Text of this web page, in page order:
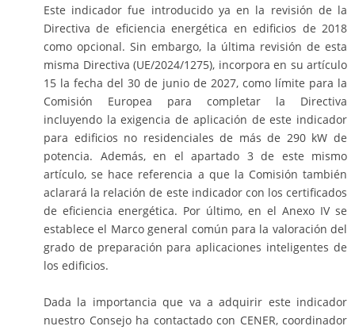
Este indicador fue introducido ya en la revisión de la
Directiva de eficiencia energética en edificios de 2018
como opcional. Sin embargo, la última revisión de esta
misma Directiva (UE/2024/1275), incorpora en su artículo
15 la fecha del 30 de junio de 2027, como límite para la
Comisión Europea para completar la Directiva
incluyendo la exigencia de aplicación de este indicador
para edificios no residenciales de más de 290 kW de
potencia. Además, en el apartado 3 de este mismo
artículo, se hace referencia a que la Comisión también
aclarará la relación de este indicador con los certificados
de eficiencia energética. Por último, en el Anexo IV se
establece el Marco general común para la valoración del
grado de preparación para aplicaciones inteligentes de
los edificios.
Dada la importancia que va a adquirir este indicador
nuestro Consejo ha contactado con CENER, coordinador